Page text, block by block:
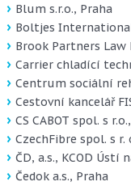
Blum s.r.o., Praha
Boltjes
Brook Partners Law
Carrier chladící
Centrum sociální
Cestovní kancelář
CS CABOT spol. s
CzechFibre spol. s r.
ČD, a.s., KCOD Ústí
Čedok a.s., Praha